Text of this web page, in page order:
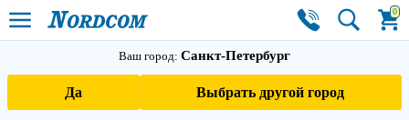
0
Ваш город: Санкт-Петербург
Да Выбрать другой город